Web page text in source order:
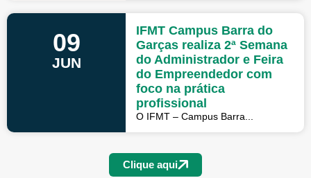
09
JUN
IFMT Campus Barra do
Garças realiza 2ª Semana
do Administrador e Feira
do Empreendedor com
foco na prática
profissional
O IFMT – Campus Barra...
Clique aqui